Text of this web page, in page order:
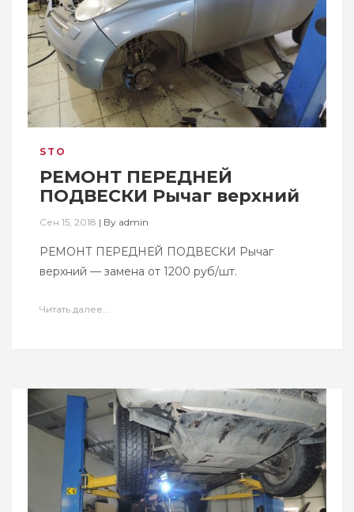
STO
РЕМОНТ ПЕРЕДНЕЙ
ПОДВЕСКИ Рычаг верхний
Сен 15, 2018 | By admin
РЕМОНТ ПЕРЕДНЕЙ ПОДВЕСКИ Рычаг
верхний — замена от 1200 руб/шт.
Читать далее...